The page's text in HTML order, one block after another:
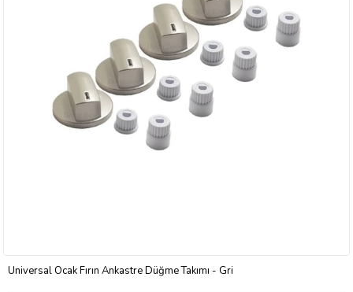
Universal Ocak Fırın Ankastre Düğme Takımı - Gri